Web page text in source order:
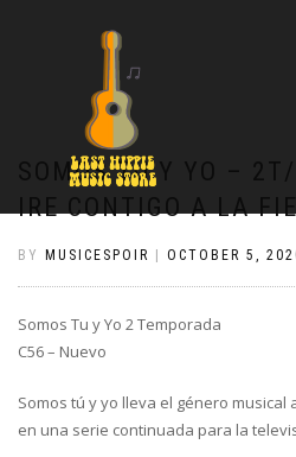
SOMOS TU Y YO –
IRE CONTIGO A LA
BY MUSICESPOIR OCTOBER 5,
Somos Tu y Yo 2 Temporada
C56 – Nuevo
Somos tú y yo lleva el género
en una serie continuada para la